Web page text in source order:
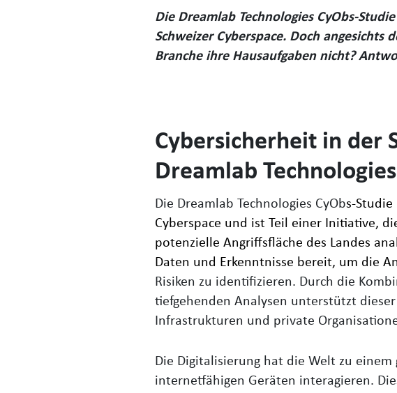
Die Dreamlab Technologies CyObs-
Schweizer Cyberspace. Doch angesichts
Branche ihre Hausaufgaben nicht?
Cybersicherheit in der
Dreamlab
Die Dreamlab Technologies CyObs-
Cyberspace und ist Teil einer Initiative,
potenzielle Angriffsfläche des Landes
Daten und Erkenntnisse bereit, um die
Risiken zu identifizieren. Durch die
tiefgehenden Analysen unterstützt
Infrastrukturen und private
Die Digitalisierung hat die Welt zu
internetfähigen Geräten interagieren.